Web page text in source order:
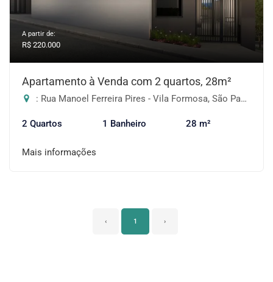
A partir de:
R$ 220.000
Apartamento à Venda com 2 quartos, 28m²
: Rua Manoel Ferreira Pires - Vila Formosa, São Paulo-SP
2 Quartos 1 Banheiro 28 m²
Mais informações
‹ 1 ›